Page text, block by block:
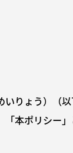
りょう）（以
本ポリシー」